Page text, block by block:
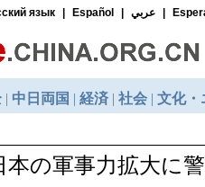
の軍事力拡大に警